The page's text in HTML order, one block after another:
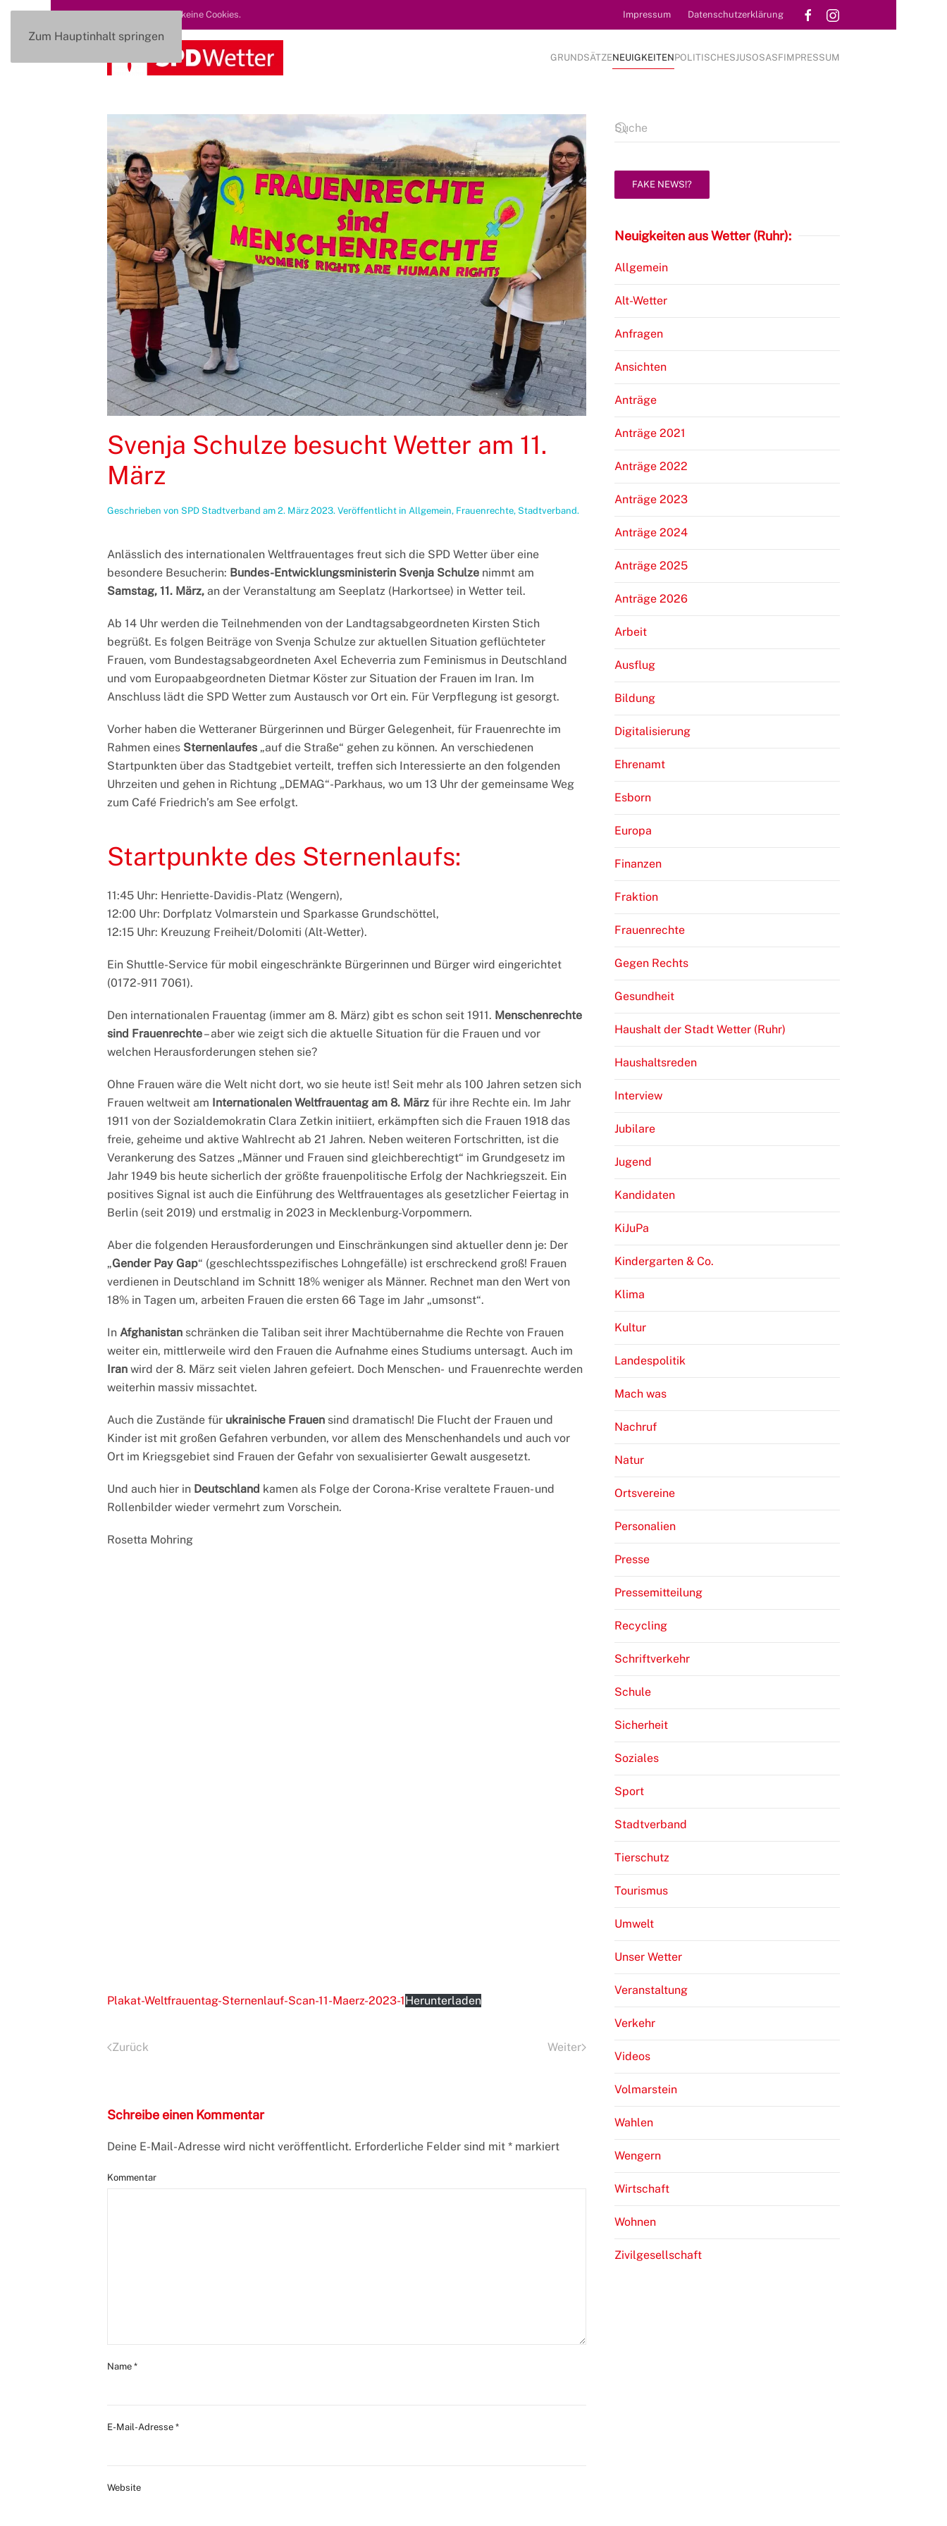
Zum Hauptinhalt springen
Diese Seite nutzt keine Cookies. Impressum Datenschutzerklärung
GRUNDSÄTZENEUIGKEITENPOLITISCHESJUSOSASFIMPRESSUM
Svenja Schulze besucht Wetter am 11.
März
Geschrieben von SPD Stadtverband am 2. März 2023. Veröffentlicht in Allgemein, Frauenrechte, Stadtverband.
Anlässlich des internationalen Weltfrauentages freut sich die SPD Wetter über eine
besondere Besucherin: Bundes-Entwicklungsministerin Svenja Schulze nimmt am
Samstag, 11. März, an der Veranstaltung am Seeplatz (Harkortsee) in Wetter teil.
Ab 14 Uhr werden die Teilnehmenden von der Landtagsabgeordneten Kirsten Stich
begrüßt. Es folgen Beiträge von Svenja Schulze zur aktuellen Situation geflüchteter
Frauen, vom Bundestagsabgeordneten Axel Echeverria zum Feminismus in Deutschland
und vom Europaabgeordneten Dietmar Köster zur Situation der Frauen im Iran. Im
Anschluss lädt die SPD Wetter zum Austausch vor Ort ein. Für Verpflegung ist gesorgt.
Vorher haben die Wetteraner Bürgerinnen und Bürger Gelegenheit, für Frauenrechte im
Rahmen eines Sternenlaufes „auf die Straße“ gehen zu können. An verschiedenen
Startpunkten über das Stadtgebiet verteilt, treffen sich Interessierte an den folgenden
Uhrzeiten und gehen in Richtung „DEMAG“-Parkhaus, wo um 13 Uhr der gemeinsame Weg
zum Café Friedrich’s am See erfolgt.
Startpunkte des Sternenlaufs:
11:45 Uhr: Henriette-Davidis-Platz (Wengern),
12:00 Uhr: Dorfplatz Volmarstein und Sparkasse Grundschöttel,
12:15 Uhr: Kreuzung Freiheit/Dolomiti (Alt-Wetter).
Ein Shuttle-Service für mobil eingeschränkte Bürgerinnen und Bürger wird eingerichtet
(0172-911 7061).
Den internationalen Frauentag (immer am 8. März) gibt es schon seit 1911. Menschenrechte
sind Frauenrechte– aber wie zeigt sich die aktuelle Situation für die Frauen und vor
welchen Herausforderungen stehen sie?
Ohne Frauen wäre die Welt nicht dort, wo sie heute ist! Seit mehr als 100 Jahren setzen sich
Frauen weltweit am Internationalen Weltfrauentag am 8. März für ihre Rechte ein. Im Jahr
1911 von der Sozialdemokratin Clara Zetkin initiiert, erkämpften sich die Frauen 1918 das
freie, geheime und aktive Wahlrecht ab 21 Jahren. Neben weiteren Fortschritten, ist die
Verankerung des Satzes „Männer und Frauen sind gleichberechtigt“ im Grundgesetz im
Jahr 1949 bis heute sicherlich der größte frauenpolitische Erfolg der Nachkriegszeit. Ein
positives Signal ist auch die Einführung des Weltfrauentages als gesetzlicher Feiertag in
Berlin (seit 2019) und erstmalig in 2023 in Mecklenburg-Vorpommern.
Aber die folgenden Herausforderungen und Einschränkungen sind aktueller denn je: Der
„Gender Pay Gap“ (geschlechtsspezifisches Lohngefälle) ist erschreckend groß! Frauen
verdienen in Deutschland im Schnitt 18% weniger als Männer. Rechnet man den Wert von
18% in Tagen um, arbeiten Frauen die ersten 66 Tage im Jahr „umsonst“.
In Afghanistan schränken die Taliban seit ihrer Machtübernahme die Rechte von Frauen
weiter ein, mittlerweile wird den Frauen die Aufnahme eines Studiums untersagt. Auch im
Iran wird der 8. März seit vielen Jahren gefeiert. Doch Menschen- und Frauenrechte werden
weiterhin massiv missachtet.
Auch die Zustände für ukrainische Frauen sind dramatisch! Die Flucht der Frauen und
Kinder ist mit großen Gefahren verbunden, vor allem des Menschenhandels und auch vor
Ort im Kriegsgebiet sind Frauen der Gefahr von sexualisierter Gewalt ausgesetzt.
Und auch hier in Deutschland kamen als Folge der Corona-Krise veraltete Frauen- und
Rollenbilder wieder vermehrt zum Vorschein.
Rosetta Mohring
Plakat-Weltfrauentag-Sternenlauf-Scan-11-Maerz-2023-1Herunterladen
Zurück Weiter
Schreibe einen Kommentar
Deine E-Mail-Adresse wird nicht veröffentlicht. Erforderliche Felder sind mit * markiert
Kommentar
Name *
E-Mail-Adresse *
Website
FAKE NEWS!?
Neuigkeiten aus Wetter (Ruhr):
Allgemein
Alt-Wetter
Anfragen
Ansichten
Anträge
Anträge 2021
Anträge 2022
Anträge 2023
Anträge 2024
Anträge 2025
Anträge 2026
Arbeit
Ausflug
Bildung
Digitalisierung
Ehrenamt
Esborn
Europa
Finanzen
Fraktion
Frauenrechte
Gegen Rechts
Gesundheit
Haushalt der Stadt Wetter (Ruhr)
Haushaltsreden
Interview
Jubilare
Jugend
Kandidaten
KiJuPa
Kindergarten & Co.
Klima
Kultur
Landespolitik
Mach was
Nachruf
Natur
Ortsvereine
Personalien
Presse
Pressemitteilung
Recycling
Schriftverkehr
Schule
Sicherheit
Soziales
Sport
Stadtverband
Tierschutz
Tourismus
Umwelt
Unser Wetter
Veranstaltung
Verkehr
Videos
Volmarstein
Wahlen
Wengern
Wirtschaft
Wohnen
Zivilgesellschaft